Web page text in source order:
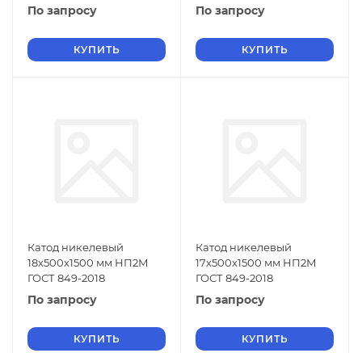
По запросу
КУПИТЬ
По запросу
КУПИТЬ
Катод никелевый
18х500х1500 мм НП2М
ГОСТ 849-2018
По запросу
КУПИТЬ
Катод никелевый
17х500х1500 мм НП2М
ГОСТ 849-2018
По запросу
КУПИТЬ